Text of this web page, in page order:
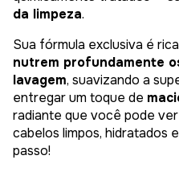
da limpeza.
Sua fórmula exclusiva é
nutrem profundamente
lavagem, suavizando a
entregar um toque de
radiante que você pode
cabelos limpos, hidratados
passo!